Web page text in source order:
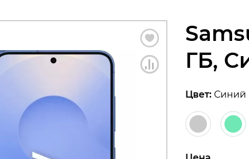
ГБ,
Цвет: Синий
Согласен c политикой